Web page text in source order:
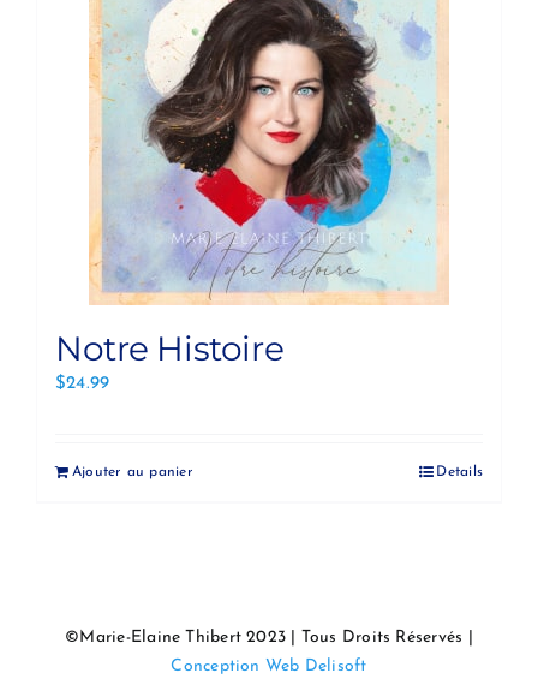
Notre Histoire
$24.99
Ajouter au panier Details
©Marie-Elaine Thibert 2023 | Tous Droits Réservés |
Conception Web Delisoft